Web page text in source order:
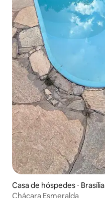
Casa de hóspedes ⋅ Brasília
Chácara Esmeralda